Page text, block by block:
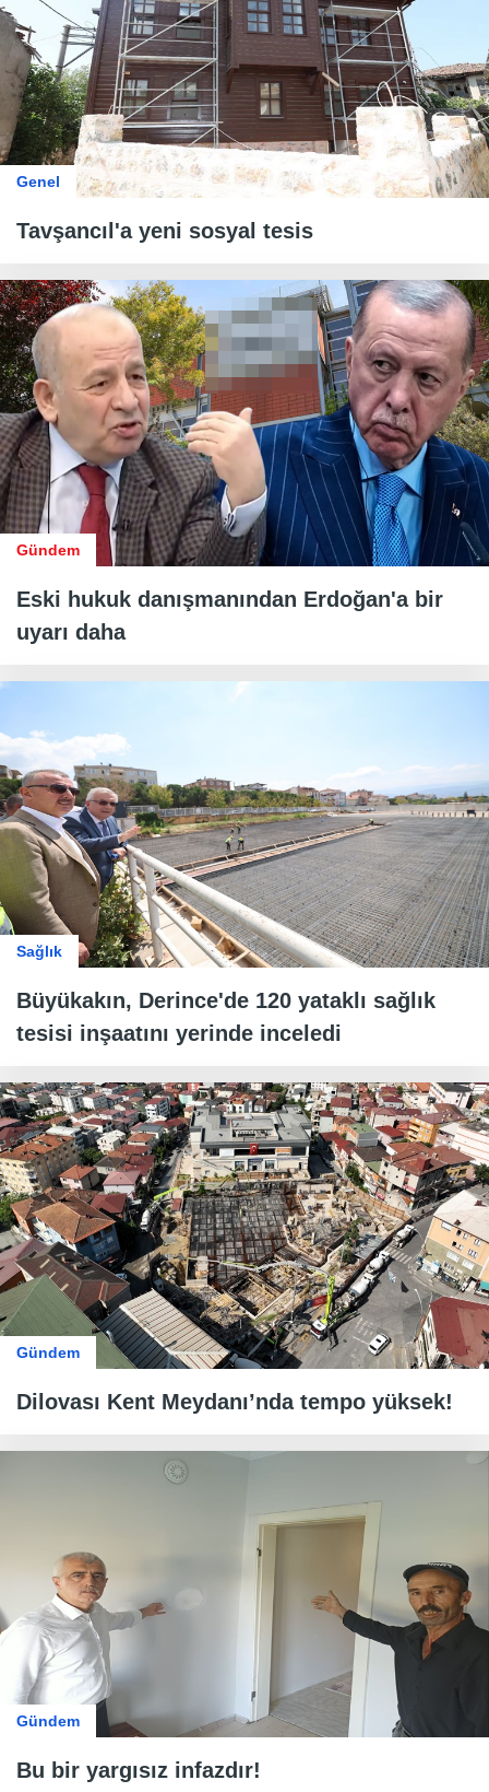
Genel
Tavşancıl'a yeni sosyal tesis
Gündem
Eski hukuk danışmanından Erdoğan'a bir
uyarı daha
Sağlık
Büyükakın, Derince'de 120 yataklı sağlık
tesisi inşaatını yerinde inceledi
Gündem
Dilovası Kent Meydanı’nda tempo yüksek!
Gündem
Bu bir yargısız infazdır!